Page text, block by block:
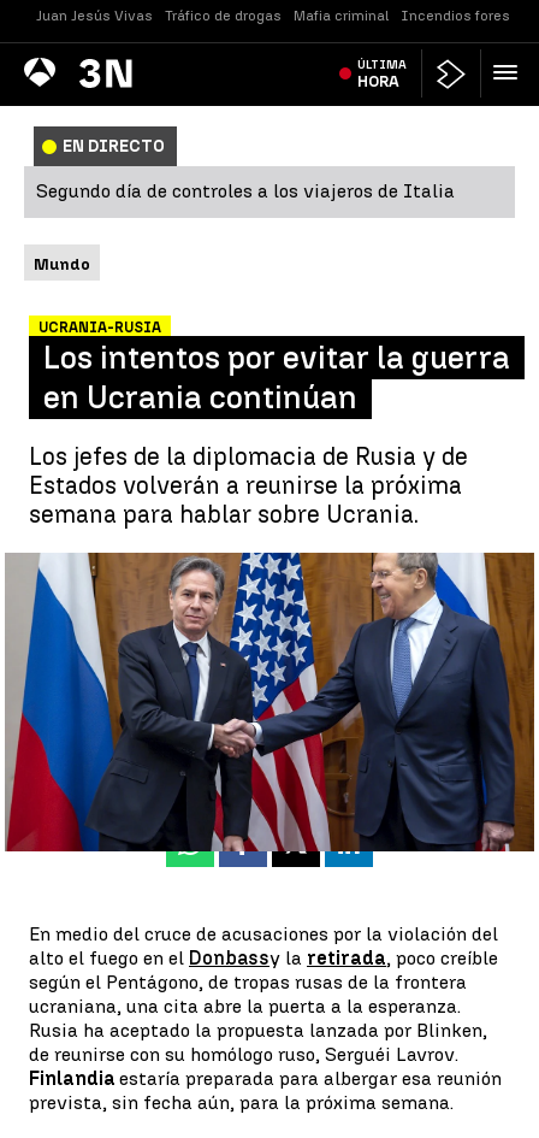
Juan Jesús Vivas Tráfico de drogas Mafia criminal Incendios
Antena
3 Noticias ÚLTIMA
HORA
EN DIRECTO
Segundo día de controles a los viajeros de Italia
Mundo
UCRANIA-RUSIA
Los intentos por evitar la guerra
en Ucrania continúan
Los jefes de la diplomacia de Rusia y de
Estados volverán a reunirse la próxima
semana para hablar sobre Ucrania.
Los intentos por evitar la guerra en Ucrania continúan |Efe
Susana Román
Publicado:
18 de febrero de 2022, 10:41
WhatsappFacebook
X Linkedin
En medio del cruce de acusaciones por la violación del
alto el fuego en el Donbassy la retirada, poco creíble
según el Pentágono, de tropas rusas de la frontera
ucraniana, una cita abre la puerta a la esperanza.
Rusia ha aceptado la propuesta lanzada por Blinken,
de reunirse con su homólogo ruso, Serguéi Lavrov.
Finlandia estaría preparada para albergar esa reunión
prevista, sin fecha aún, para la próxima semana.